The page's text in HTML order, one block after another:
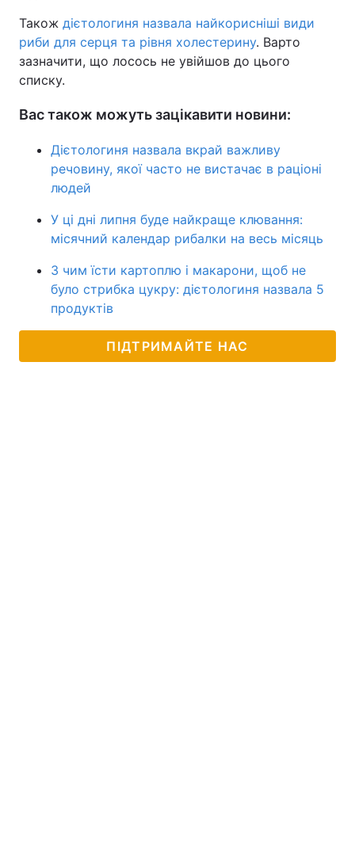
Також дієтологиня назвала найкорисніші види
риби для серця та рівня холестерину. Варто
зазначити, що лосось не увійшов до цього
списку.
Вас також можуть зацікавити новини:
Дієтологиня назвала вкрай важливу
речовину, якої часто не вистачає в раціоні
людей
У ці дні липня буде найкраще клювання:
місячний календар рибалки на весь місяць
З чим їсти картоплю і макарони, щоб не
було стрибка цукру: дієтологиня назвала 5
продуктів
ПІДТРИМАЙТЕ НАС